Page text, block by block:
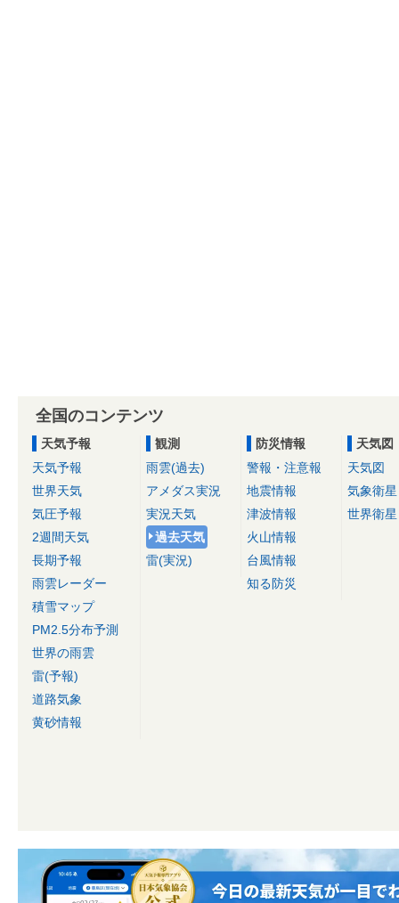
全国のコンテンツ
天気予報
天気予報
世界天気
気圧予報
2週間天気
長期予報
雨雲レーダー
積雪マップ
PM2.5分布予測
世界の雨雲
雷(予報)
道路気象
黄砂情報
観測
雨雲(過去)
アメダス実況
実況天気
過去天気
雷(実況)
防災情報
警報・注意報
地震情報
津波情報
火山情報
台風情報
知る防災
天気図
天気図
気象衛星
世界衛星